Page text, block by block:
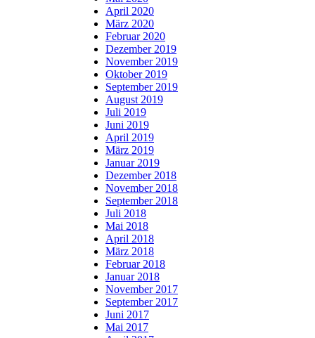
April 2020
März 2020
Februar 2020
Dezember 2019
November 2019
Oktober 2019
September 2019
August 2019
Juli 2019
Juni 2019
April 2019
März 2019
Januar 2019
Dezember 2018
November 2018
September 2018
Juli 2018
Mai 2018
April 2018
März 2018
Februar 2018
Januar 2018
November 2017
September 2017
Juni 2017
Mai 2017